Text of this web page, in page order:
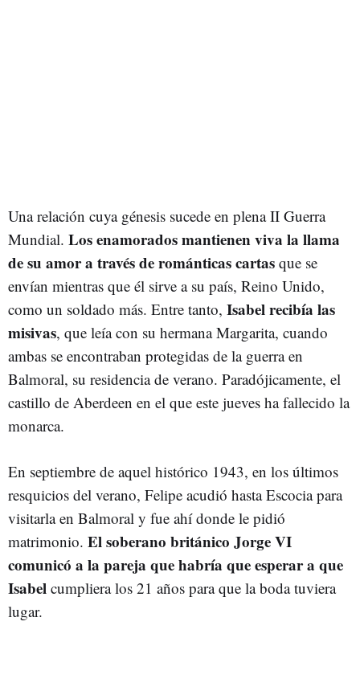
Una relación cuya génesis sucede en plena II Guerra
Mundial. Los enamorados mantienen viva la llama
de su amor a través de románticas cartas que se
envían mientras que él sirve a su país, Reino Unido,
como un soldado más. Entre tanto, Isabel recibía las
misivas, que leía con su hermana Margarita, cuando
ambas se encontraban protegidas de la guerra en
Balmoral, su residencia de verano. Paradójicamente, el
castillo de Aberdeen en el que este jueves ha fallecido la
monarca.
En septiembre de aquel histórico 1943, en los últimos
resquicios del verano, Felipe acudió hasta Escocia para
visitarla en Balmoral y fue ahí donde le pidió
matrimonio. El soberano británico Jorge VI
comunicó a la pareja que habría que esperar a que
Isabel cumpliera los 21 años para que la boda tuviera
lugar.